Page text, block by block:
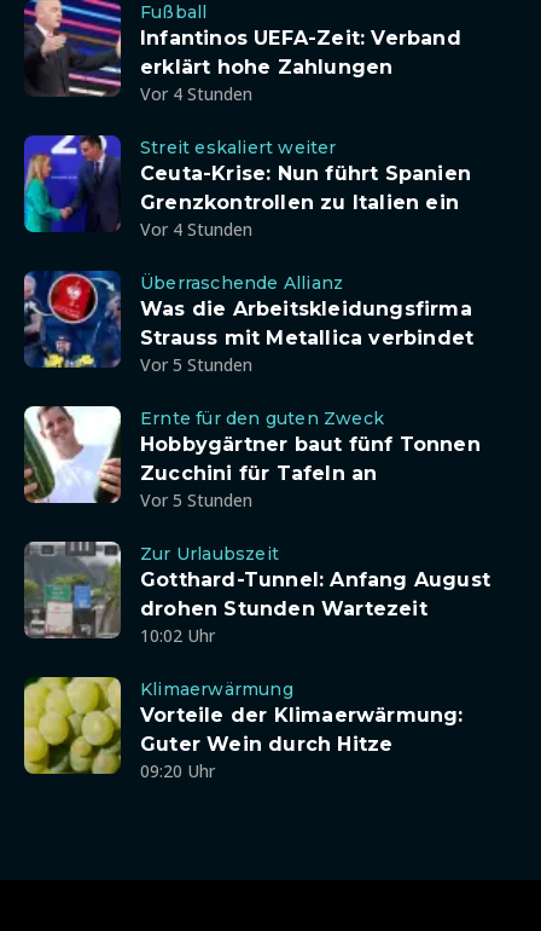
Fußball
Infantinos UEFA-Zeit: Verband
erklärt hohe Zahlungen
Vor 4 Stunden
Streit eskaliert weiter
Ceuta-Krise: Nun führt Spanien
Grenzkontrollen zu Italien ein
Vor 4 Stunden
Überraschende Allianz
Was die Arbeitskleidungsfirma
Strauss mit Metallica verbindet
Vor 5 Stunden
Ernte für den guten Zweck
Hobbygärtner baut fünf Tonnen
Zucchini für Tafeln an
Vor 5 Stunden
Zur Urlaubszeit
Gotthard-Tunnel: Anfang August
drohen Stunden Wartezeit
10:02 Uhr
Klimaerwärmung
Vorteile der Klimaerwärmung:
Guter Wein durch Hitze
09:20 Uhr